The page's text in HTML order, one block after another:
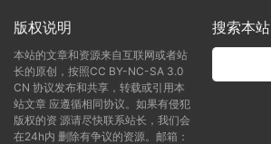
版权说明
本站的文章和资源来自互联网或者站
长的原创，按照CC BY-NC-SA 3.0
CN 协议发布和共享，转载或引用本
站文章 应遵循相同协议。如果有侵犯
版权的资 源请尽快联系站长，我们会
在24h内 删除有争议的资源。邮箱：
搜索本站